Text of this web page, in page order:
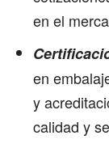
en el
en
y
calidad y